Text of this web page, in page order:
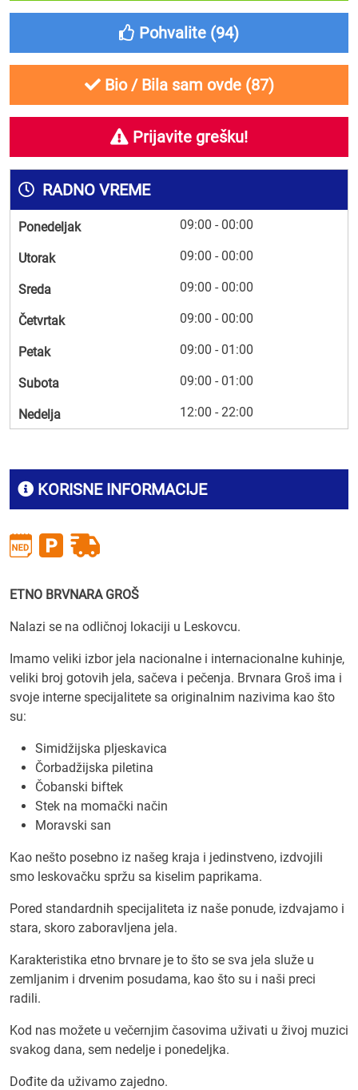
KORISNE INFORMACIJE
ETNO BRVNARA GROŠ
Nalazi se na odličnoj lokaciji u Leskovcu.
Imamo veliki izbor jela nacionalne i internacionalne kuhinje,
veliki broj gotovih jela, sačeva i pečenja. Brvnara Groš ima i
svoje interne specijalitete sa originalnim nazivima kao što
su:
Simidžijska pljeskavica
Čorbadžijska piletina
Čobanski biftek
Stek na momački način
Moravski san
Kao nešto posebno iz našeg kraja i jedinstveno, izdvojili
smo leskovačku spržu sa kiselim paprikama.
Pored standardnih specijaliteta iz naše ponude, izdvajamo i
stara, skoro zaboravljena jela.
Karakteristika etno brvnare je to što se sva jela služe u
zemljanim i drvenim posudama, kao što su i naši preci
radili.
Kod nas možete u večernjim časovima uživati u živoj muzici
svakog dana, sem nedelje i ponedeljka.
Dođite da uživamo zajedno.
Pohvalite (94)
Bio / Bila sam ovde (87)
Prijavite grešku!
RADNO VREME
Ponedeljak 09:00 - 00:00
Utorak 09:00 - 00:00
Sreda 09:00 - 00:00
Četvrtak 09:00 - 00:00
Petak 09:00 - 01:00
Subota 09:00 - 01:00
Nedelja 12:00 - 22:00